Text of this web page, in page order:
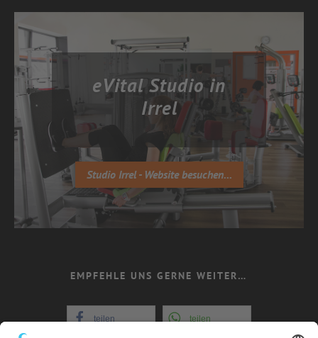
eVital Studio in
Irrel
Studio Irrel - Website besuchen...
EMPFEHLE UNS GERNE WEITER…
teilen teilen